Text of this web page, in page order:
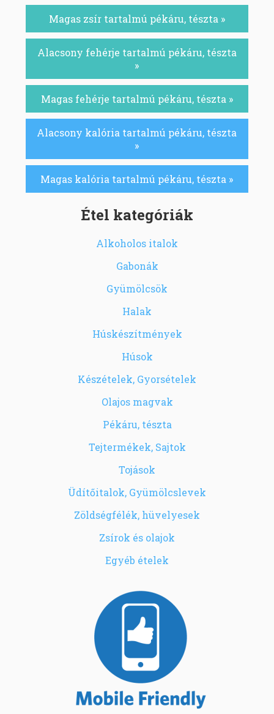
Magas zsír tartalmú pékáru, tészta »
Alacsony fehérje tartalmú pékáru, tészta
»
Magas fehérje tartalmú pékáru, tészta »
Alacsony kalória tartalmú pékáru, tészta
»
Magas kalória tartalmú pékáru, tészta »
Étel kategóriák
Alkoholos italok
Gabonák
Gyümölcsök
Halak
Húskészítmények
Húsok
Készételek, Gyorsételek
Olajos magvak
Pékáru, tészta
Tejtermékek, Sajtok
Tojások
Üdítőitalok, Gyümölcslevek
Zöldségfélék, hüvelyesek
Zsírok és olajok
Egyéb ételek